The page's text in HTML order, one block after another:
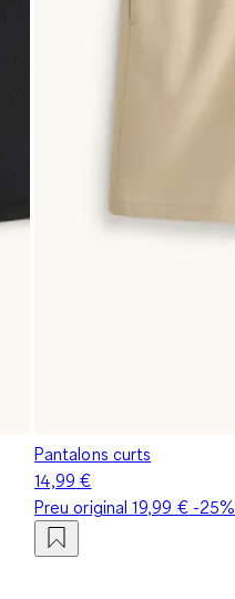
Pantalons curts
14,99 €
Preu original19,99 €-25%